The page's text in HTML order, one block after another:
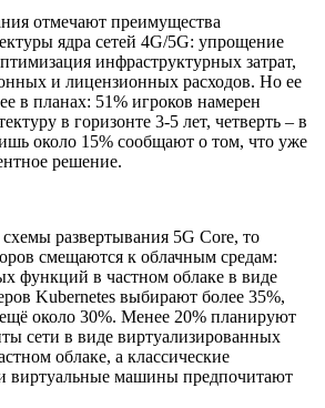
отмечают преимущества
ядра сетей 4G/5G: упрощение
инфраструктурных затрат,
и лицензионных расходов. Но ее
в планах: 51% игроков намерен
в горизонте 3-5 лет, четверть – в
около 15% сообщают о том, что уже
решение.
схемы развертывания 5G Core, то
смещаются к облачным средам:
функций в частном облаке в виде
Kubernetes выбирают более 35%,
около 30%. Менее 20% планируют
сети в виде виртуализированных
облаке, а классические
виртуальные машины предпочитают